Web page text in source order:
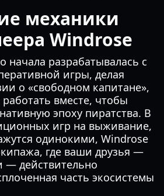
механики
Windrose
начала разрабатывалась с
игры, делая
о «свободном капитане»,
работать вместе, чтобы
эпоху пиратства. В
игр на выживание,
одинокими, Windrose
где ваши друзья —
— действительно
часть экосистемы